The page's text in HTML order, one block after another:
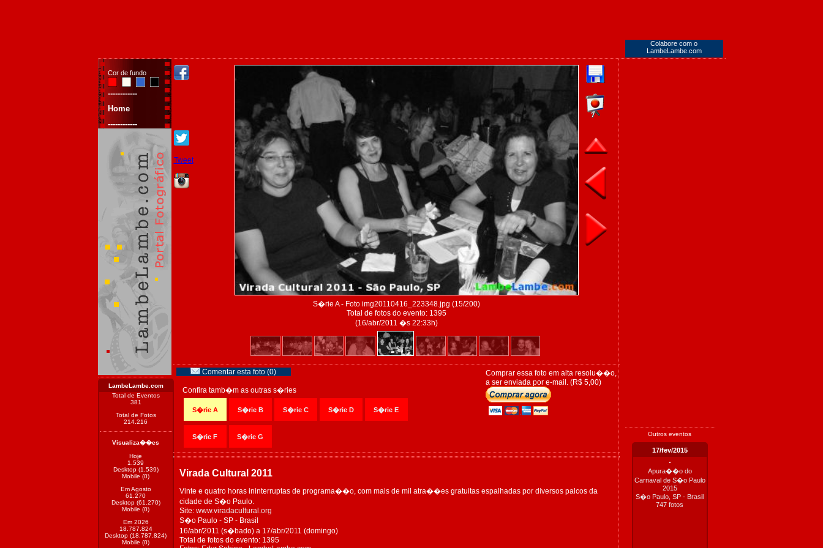
Colabore com o
LambeLambe.com
Cor de fundo
------------
Home
------------
LambeLambe.com
Total de Eventos
381
Total de Fotos
214.216
Visualiza��es
Hoje
1.539
Desktop (1.539)
Mobile (0)
Em Agosto
61.270
Desktop (61.270)
Mobile (0)
Em 2026
18.787.824
Desktop (18.787.824)
Mobile (0)
S�rie A - Foto img20110416_223348.jpg (15/200)
Total de fotos do evento: 1395
(16/abr/2011 �s 22:33h)
Comprar essa foto em alta resolu��o,
a ser enviada por e-mail. (R$ 5,00)
Comentar esta foto (0)
Confira tamb�m as outras s�ries
S�rie A S�rie B S�rie C S�rie D S�rie E
S�rie F S�rie G
Virada Cultural 2011
Vinte e quatro horas ininterruptas de programa��o, com mais de mil atra��es gratuitas espalhadas por diversos palcos da
cidade de S�o Paulo.
Site: www.viradacultural.org
S�o Paulo - SP - Brasil
16/abr/2011 (s�bado) a 17/abr/2011 (domingo)
Total de fotos do evento: 1395
Outros eventos
17/fev/2015